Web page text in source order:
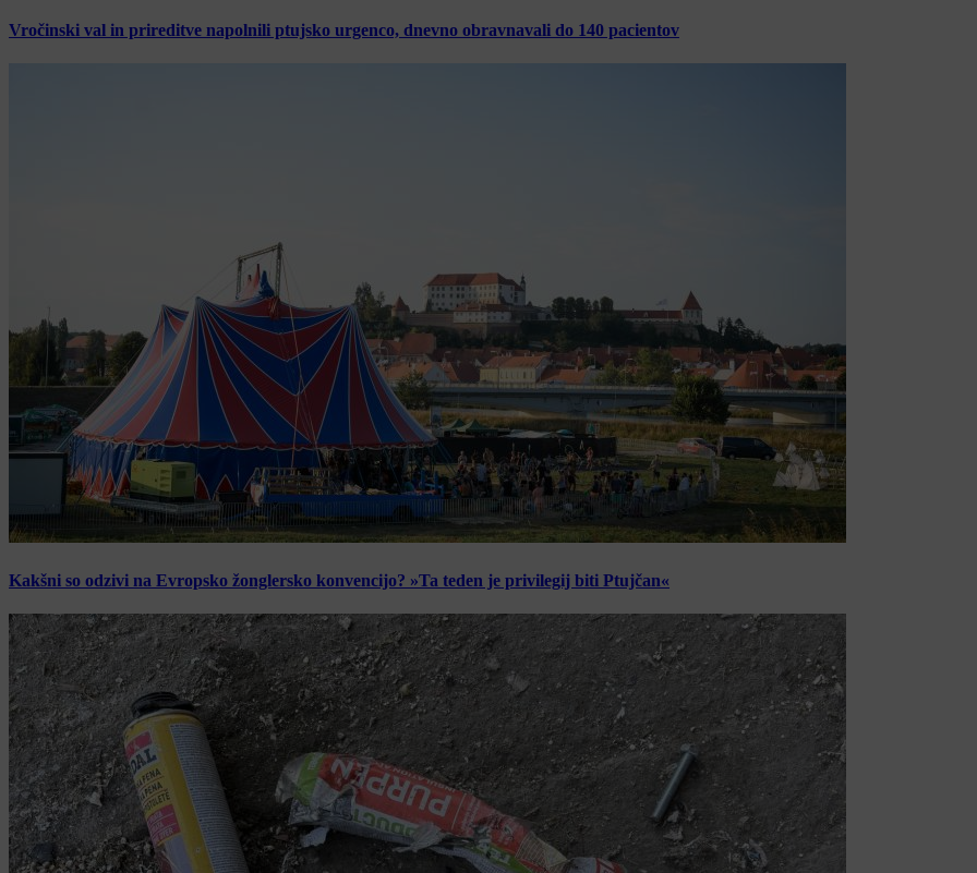
Vročinski val in prireditve napolnili ptujsko urgenco, dnevno obravnavali do 140 pacientov
Kakšni so odzivi na Evropsko žonglersko konvencijo? »Ta teden je privilegij biti Ptujčan«